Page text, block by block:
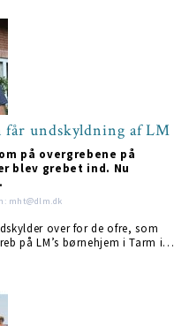
undskyldning af LM
på overgrebene på
blev grebet ind. Nu
mht@dlm.dk
over for de ofre, som
på LM’s børnehjem i Tarm i…